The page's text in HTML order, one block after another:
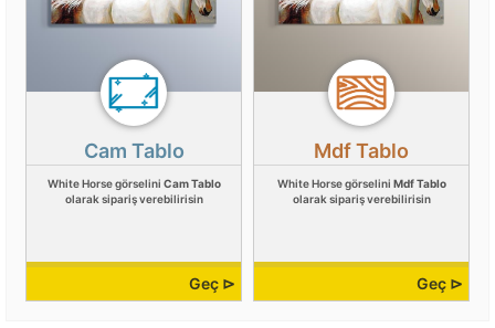
Cam Tablo
White Horse görselini Cam Tablo
olarak sipariş verebilirisin
Geç ⊳
Mdf Tablo
White Horse görselini Mdf Tablo
olarak sipariş verebilirisin
Geç ⊳